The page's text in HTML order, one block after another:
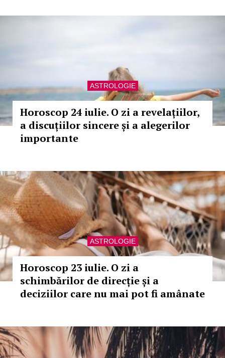
ASTROLOGIE
Horoscop 24 iulie. O zi a revelațiilor,
a discuțiilor sincere și a alegerilor
importante
ASTROLOGIE
Horoscop 23 iulie. O zi a
schimbărilor de direcție și a
deciziilor care nu mai pot fi amânate